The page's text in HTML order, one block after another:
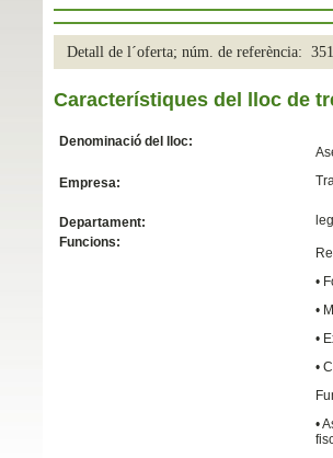
Detall de l´oferta; núm. de referència:
Característiques del lloc de
Denominació del lloc:
Empresa:
Departament:
Funcions:
•
•
•
•
•